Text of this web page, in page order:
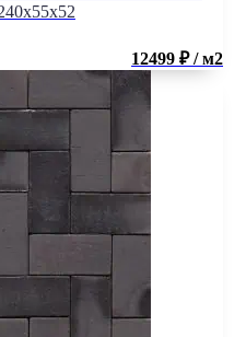
12499 ₽ / м2